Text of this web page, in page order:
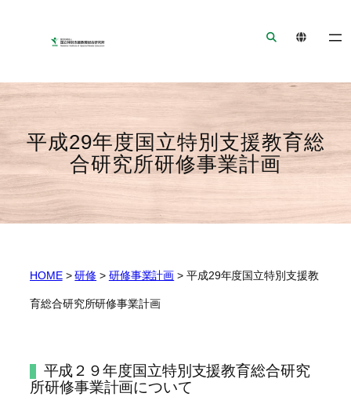
シ
ジ
ャ
ン
へ
ジ
へ
プ
平成29年度国立特別支援教育総
合研究所研修事業計画
HOME>研修 > 研修事業計画 > 平成29年度国立特別支援教
育総合研究所研修事業計画
平成２９年度国立特別支援教育総合研究
所研修事業計画について